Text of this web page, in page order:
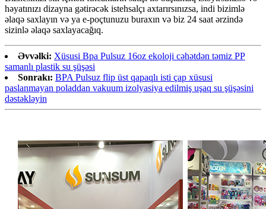
həyatınızı dizayna gətirəcək istehsalçı axtarırsınızsa, indi bizimlə
əlaqə saxlayın və ya e-poçtunuzu buraxın və biz 24 saat ərzində
sizinlə əlaqə saxlayacağıq.
Əvvəlki: Xüsusi Bpa Pulsuz 16oz ekoloji cəhətdən təmiz PP
samanlı plastik su şüşəsi
Sonrakı: BPA Pulsuz flip üst qapaqlı isti çap xüsusi
paslanmayan poladdan vakuum izolyasiya edilmiş uşaq su şüşəsini
dəstəkləyin